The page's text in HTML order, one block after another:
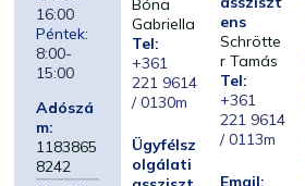
16:00
Péntek:
8:00-
15:00
Adószá
m:
1183865
8242
Bóna
Gabriella
Tel:
+361
221 9614
/ 0130m
Ügyfélsz
olgálati
ens
Schrötte
r Tamás
Tel:
+361
221 9614
/ 0113m